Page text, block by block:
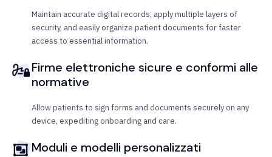
Maintain accurate digital records, apply multiple layers of
security, and easily organize patient documents for faster
access to essential information.
Firme elettroniche sicure e conformi alle
normative
Allow patients to sign forms and documents securely on any
device, expediting onboarding and care.
Moduli e modelli personalizzati